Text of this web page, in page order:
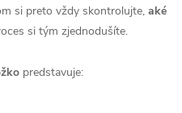
si preto vždy skontrolujte, aké
si tým zjednodušíte.
predstavuje: